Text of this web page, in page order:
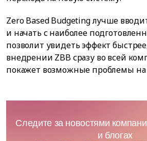
Zero Based Budgeting лучше
и начать с наиболее
позволит увидеть эффект
внедрении ZBB сразу во всей
покажет возможные проблемы на
Следите за новостями
и блогах